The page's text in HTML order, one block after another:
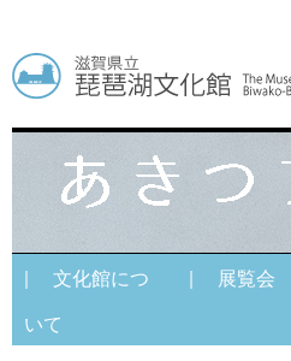
| 文化館につ
いて
| 展覧会